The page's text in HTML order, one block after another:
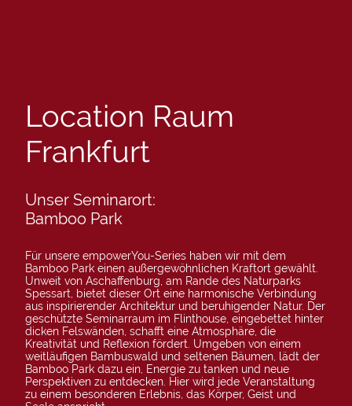
Location Raum
Frankfurt
Unser Seminarort:
Bamboo Park
Für unsere empowerYou-Series haben wir mit dem
Bamboo Park einen außergewöhnlichen Kraftort gewählt.
Unweit von Aschaffenburg, am Rande des Naturparks
Spessart, bietet dieser Ort eine harmonische Verbindung
aus inspirierender Architektur und beruhigender Natur. Der
geschützte Seminarraum im Flinthouse, eingebettet hinter
dicken Felswänden, schafft eine Atmosphäre, die
Kreativität und Reflexion fördert. Umgeben von einem
weitläufigen Bambuswald und seltenen Bäumen, lädt der
Bamboo Park dazu ein, Energie zu tanken und neue
Perspektiven zu entdecken. Hier wird jede Veranstaltung
zu einem besonderen Erlebnis, das Körper, Geist und